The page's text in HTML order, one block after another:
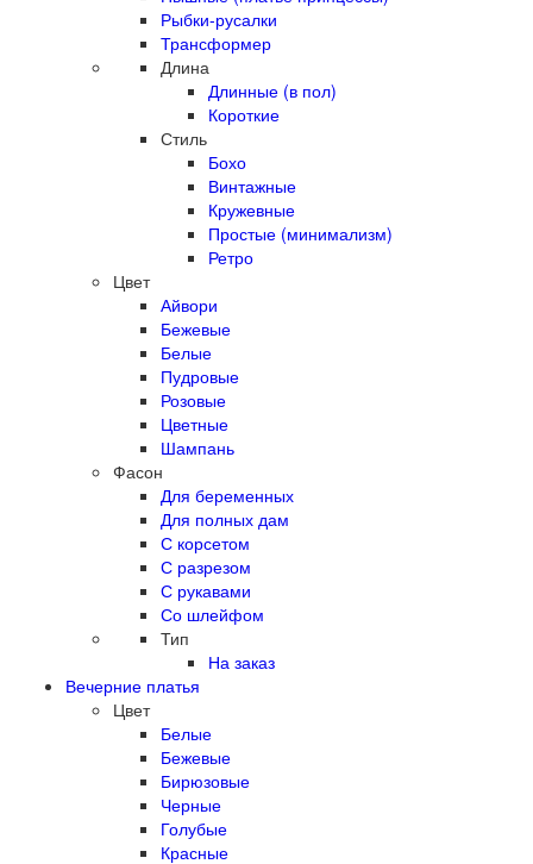
Рыбки-русалки
Трансформер
Длина
Длинные (в пол)
Короткие
Стиль
Бохо
Винтажные
Кружевные
Простые (минимализм)
Ретро
Цвет
Айвори
Бежевые
Белые
Пудровые
Розовые
Цветные
Шампань
Фасон
Для беременных
Для полных дам
С корсетом
С разрезом
С рукавами
Со шлейфом
Тип
На заказ
Вечерние платья
Цвет
Белые
Бежевые
Бирюзовые
Черные
Голубые
Красные